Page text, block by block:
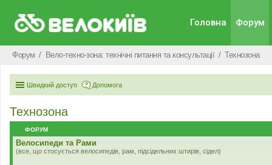
Головна Форум
Форум Вело-техно-зона: технічні питання та консультації Технозона
Швидкий доступ Допомога
Технозона
ФОРУМ
Велосипеди та Рами
(все, що стосується велосипедів, рам, підсідельних штирів, сідел)